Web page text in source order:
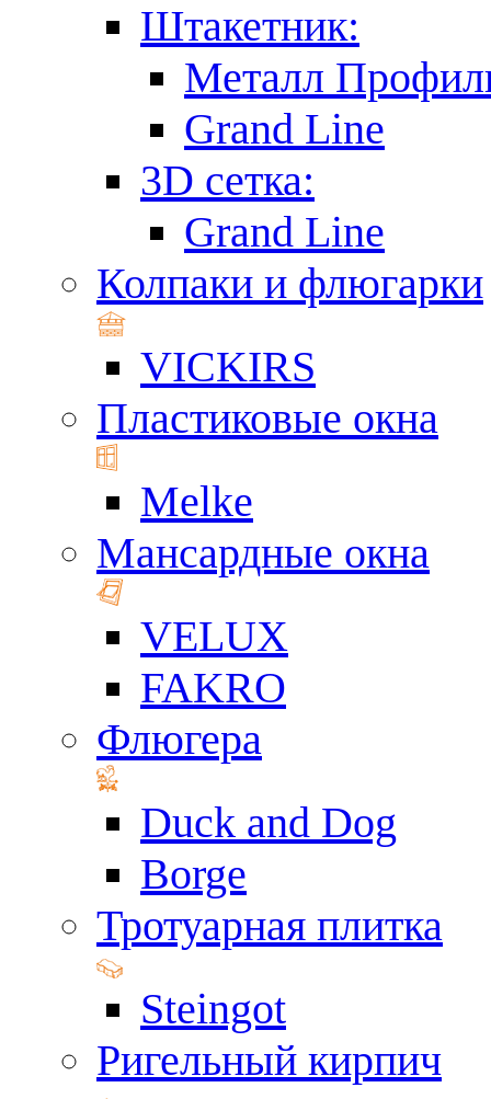
Штакетник:
Металл
Grand Line
3D сетка:
Grand Line
Колпаки и флюгарки
VICKIRS
Пластиковые окна
Melke
Мансардные окна
VELUX
FAKRO
Флюгера
Duck and Dog
Borge
Тротуарная плитка
Steingot
Ригельный кирпич